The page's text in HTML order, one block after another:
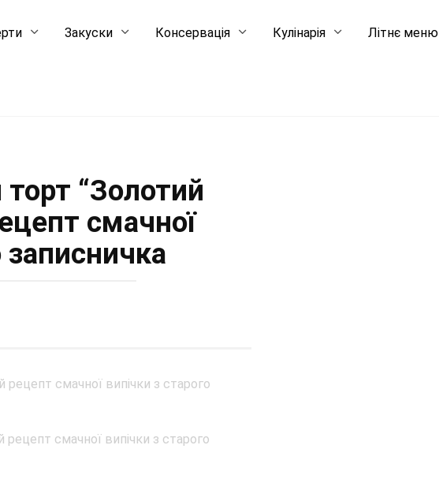
Закуски Консервація Кулінарія Літнє меню
“Золотий
смачної
записничка